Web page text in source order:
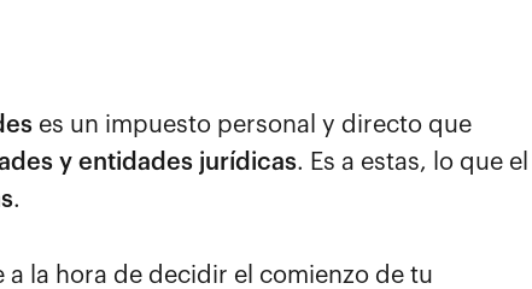
es un impuesto personal y directo que
y entidades jurídicas. Es a estas, lo que el
.
la hora de decidir el comienzo de tu